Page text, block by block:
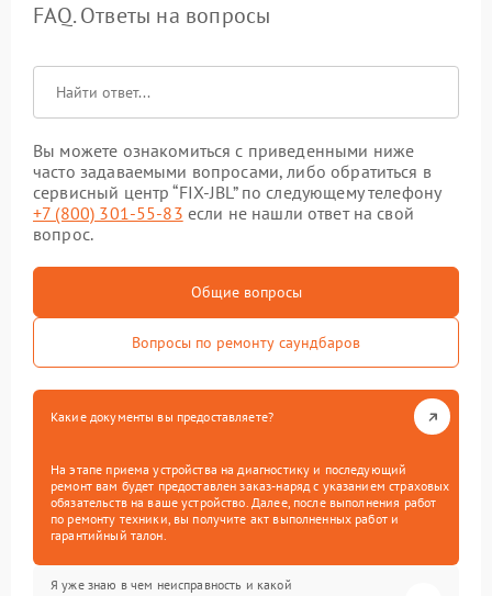
FAQ. Ответы на вопросы
Вы можете ознакомиться с приведенными ниже
часто задаваемыми вопросами, либо обратиться в
сервисный центр “FIX-JBL” по следующему телефону
+7 (800) 301-55-83 если не нашли ответ на свой
вопрос.
Общие вопросы
Вопросы по ремонту саундбаров
Какие документы вы предоставляете?
На этапе приема устройства на диагностику и последующий
ремонт вам будет предоставлен заказ-наряд с указанием страховых
обязательств на ваше устройство. Далее, после выполнения работ
по ремонту техники, вы получите акт выполненных работ и
гарантийный талон.
Я уже знаю в чем неисправность и какой